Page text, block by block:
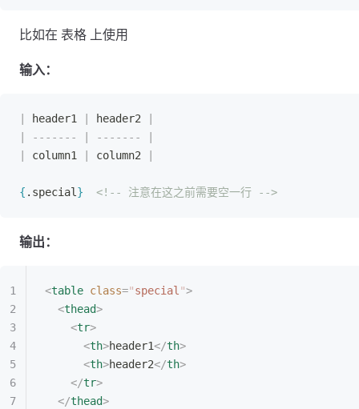
比如在 表格 上使用
输入：
header1 header2
------- -------
column1 column2
{ .special } <!-- 注意在这之前需要空一行 -->
输出：
<table class="special ">
<thead>
<tr>
<th>header1</th>
<th>header2</th>
</tr>
</thead>